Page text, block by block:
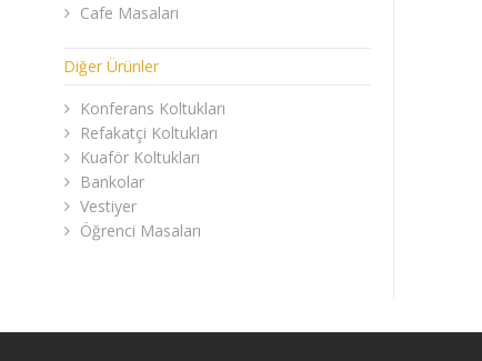
Cafe Masaları
Diğer Ürünler
Konferans Koltukları
Refakatçi Koltukları
Kuaför Koltukları
Bankolar
Vestiyer
Öğrenci Masaları